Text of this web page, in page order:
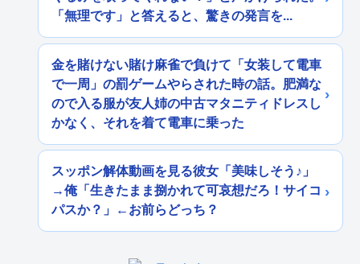
「無理です」と答えると、驚きの発言を...
金を賭けない賭け麻雀で負けて「女装して電車
で一周」の罰ゲームやらされた時の話。肥満な
ので入る服が友人姉の中古マタニティドレスし
かなく、それを着て電車に乗った
スッポン解体動画を見る彼女「美味しそう♪」
→俺「生きたまま捌かれて可哀想だろ！サイコ
パスか？」←お前らどっち？